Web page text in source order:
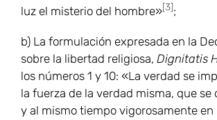
luz el misterio del hombre»[3];
b) La formulación expresada en la
sobre la libertad religiosa, Dignitatis
los números 1 y 10: «La verdad se
la fuerza de la verdad misma, que
y al mismo tiempo vigorosamente en